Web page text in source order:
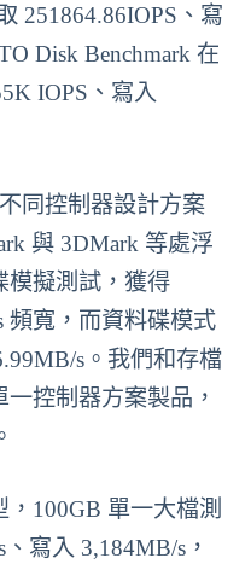
251864.86IOPS、寫
Disk Benchmark 在
IOPS、寫入
同控制器設計方案
與 3DMark 等處浮
模擬測試，獲得
頻寬，而資料碟模式
s。我們和存檔
控制器方案製品，
100GB 單一大檔測
寫入 3,184MB/s，